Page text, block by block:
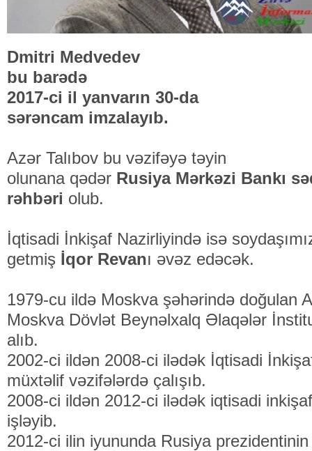
Dmitri Medvedev
bu barədə
2017-ci il yanvarın 30-da
sərəncam imzalayıb.
Azər Talıbov bu vəzifəyə təyin
olunana qədər Rusiya Mərkəzi Bankı
rəhbəri olub.
İqtisadi İnkişaf Nazirliyində isə
getmiş İqor Revanı əvəz edəcək.
1979-cu ildə Moskva şəhərində doğulan
Moskva Dövlət Beynəlxalq Əlaqələr
alıb.
2002-ci ildən 2008-ci ilədək İqtisadi
müxtəlif vəzifələrdə çalışıb.
2008-ci ildən 2012-ci ilədək iqtisadi
işləyib.
2012-ci ilin iyununda Rusiya prezidentinin